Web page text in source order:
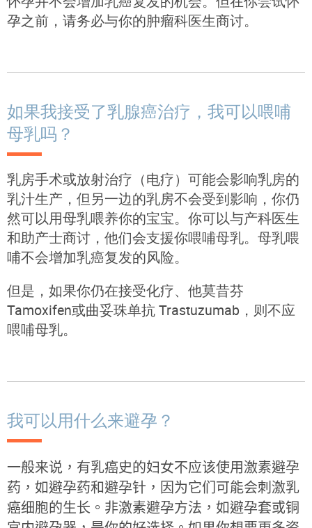
孕之前，请务必与你的肿瘤科医生商讨。
如果我接受了乳腺癌治疗，我可以喂哺
母乳吗？
乳房手术或放射治疗（电疗）可能会影响乳房的
乳汁生产，但另一边的乳房不会受到影响，你仍
然可以用母乳喂养你的宝宝。你可以与产科医生
和助产士商讨，他们会支援你喂哺母乳。母乳喂
哺不会增加乳癌复发的风险。
但是，如果你仍在接受化疗、他莫昔芬
Tamoxifen或曲妥珠单抗 Trastuzumab，则不应
喂哺母乳。
我可以用什么来避孕？
一般来说，有乳癌史的妇女不应该使用激素避孕
药，如避孕药和避孕针，因为它们可能会刺激乳
癌细胞的生长。非激素避孕方法，如避孕套或铜